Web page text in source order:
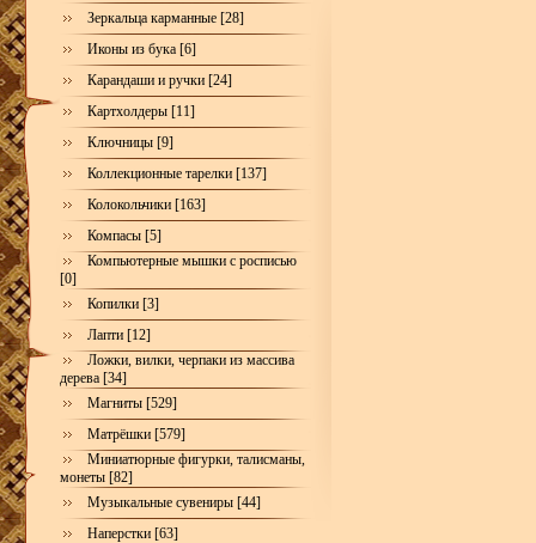
Зеркальца карманные [28]
Иконы из бука [6]
Карандаши и ручки [24]
Картхолдеры [11]
Ключницы [9]
Коллекционные тарелки [137]
Колокольчики [163]
Компасы [5]
Компьютерные мышки с росписью
[0]
Копилки [3]
Лапти [12]
Ложки, вилки, черпаки из массива
дерева [34]
Магниты [529]
Матрёшки [579]
Миниатюрные фигурки, талисманы,
монеты [82]
Музыкальные сувениры [44]
Наперстки [63]